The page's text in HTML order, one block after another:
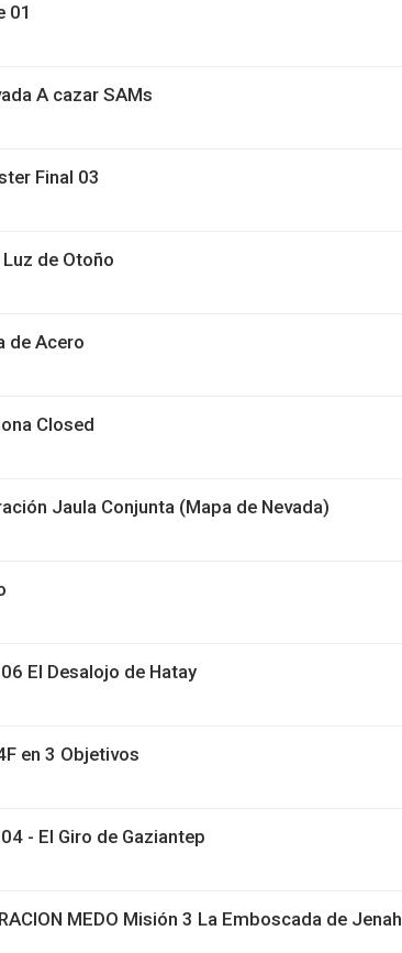
01
A cazar SAMs
Final 03
de Otoño
de Acero
Closed
Jaula Conjunta (Mapa de Nevada)
El Desalojo de Hatay
en 3 Objetivos
- El Giro de Gaziantep
MEDO Misión 3 La Emboscada de Jenah